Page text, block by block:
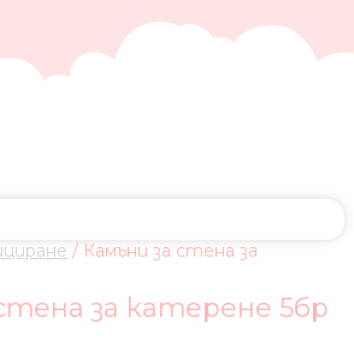
/ Камъни за стена за
за катерене 5бр